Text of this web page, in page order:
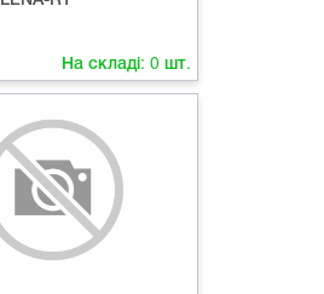
На складі: 0 шт.